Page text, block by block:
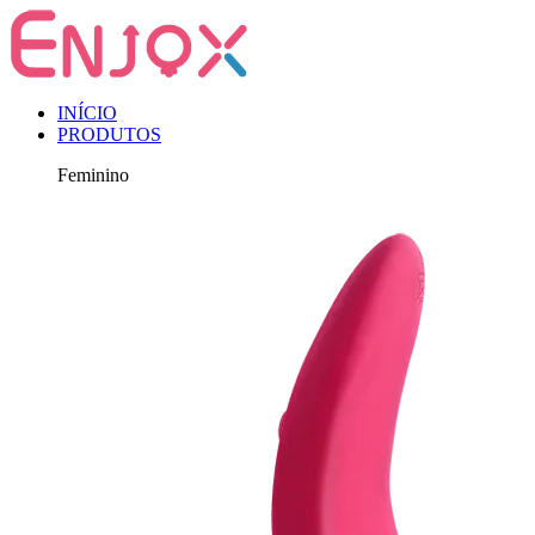
INÍCIO
PRODUTOS
Feminino